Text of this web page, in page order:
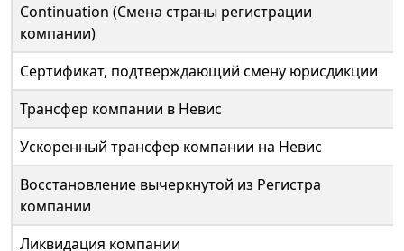
Continuation (Смена страны регистрации
компании)
Сертификат, подтверждающий смену юрисдикции
Трансфер компании в Невис
Ускоренный трансфер компании на Невис
Восстановление вычеркнутой из Регистра
компании
Ликвидация компании